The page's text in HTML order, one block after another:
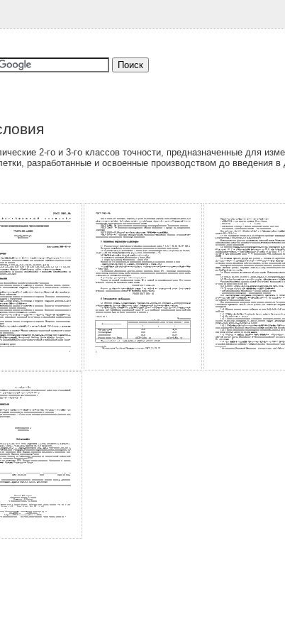
2-го и 3-го классов точности, предназначенные для
разработанные и освоенные производством до введения в